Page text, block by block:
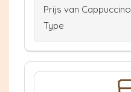
Prijs van Cappuccino
Type